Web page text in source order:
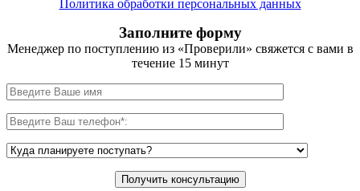
Политика обработки персональных данных
Заполните форму
Менеджер по поступлению из «Проверили» свяжется с вами в
течение 15 минут